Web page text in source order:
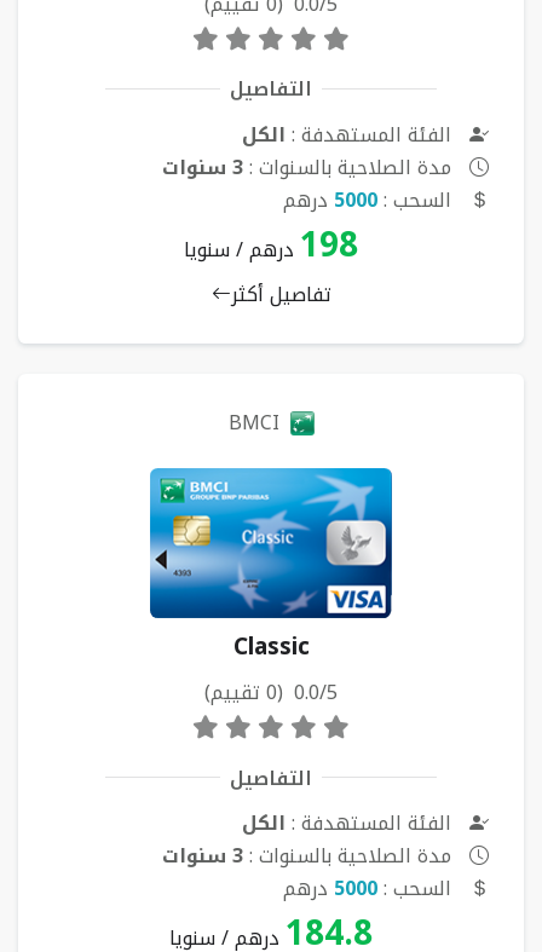
التفاصيل
الفئة المستهدفة :الكل
مدة الصلاحية بالسنوات :3 سنوات
السحب :5000 درهم
198 درهم / سنويا
تفاصيل أكثر
BMCI
Classic
0.0/5 (0 تقييم)
التفاصيل
الفئة المستهدفة :الكل
مدة الصلاحية بالسنوات :3 سنوات
السحب :5000 درهم
184.8 درهم / سنويا